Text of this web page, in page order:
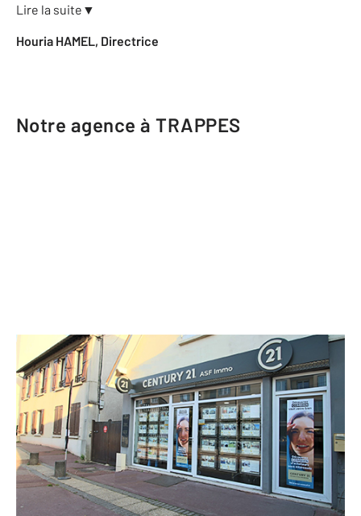
Lire la suite ▼
Houria HAMEL, Directrice
Notre agence à TRAPPES
CENTURY 21 ASF Immo
67 bis avenue Paul Vaillant-Couturier
TRAPPES - 78190
Envoyer un message
Téléphoner à l'agence